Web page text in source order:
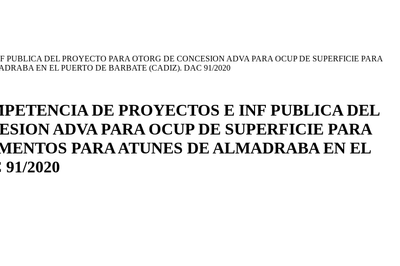
DEL PROYECTO PARA OTORG DE CONCESION ADVA PARA OCUP DE SUPERFICIE PARA
EN EL PUERTO DE BARBATE (CADIZ). DAC 91/2020
DE PROYECTOS E INF PUBLICA DEL
ADVA PARA OCUP DE SUPERFICIE PARA
PARA ATUNES DE ALMADRABA EN EL
2020